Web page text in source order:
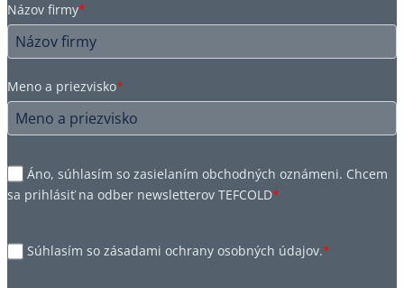
Názov firmy*
Meno a priezvisko*
Áno, súhlasím so zasielaním obchodných oznámeni. Chcem
sa prihlásiť na odber newsletterov TEFCOLD*
Súhlasím so zásadami ochrany osobných údajov.*